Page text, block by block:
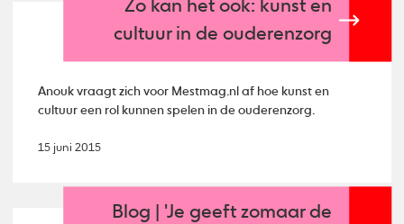
Zo kan het ook: kunst en
cultuur in de ouderenzorg
Anouk vraagt zich voor Mestmag.nl af hoe kunst en
cultuur een rol kunnen spelen in de ouderenzorg.
15 juni 2015
Blog | 'Je geeft zomaar de